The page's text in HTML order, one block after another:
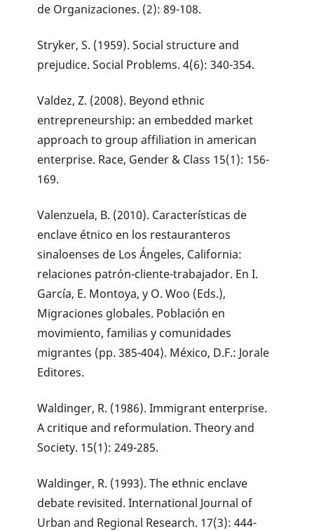
de Organizaciones. (2): 89-108.
Stryker, S. (1959). Social structure and
prejudice. Social Problems. 4(6): 340-354.
Valdez, Z. (2008). Beyond ethnic
entrepreneurship: an embedded market
approach to group affiliation in american
enterprise. Race, Gender & Class 15(1): 156-
169.
Valenzuela, B. (2010). Características de
enclave étnico en los restauranteros
sinaloenses de Los Ángeles, California:
relaciones patrón-cliente-trabajador. En I.
García, E. Montoya, y O. Woo (Eds.),
Migraciones globales. Población en
movimiento, familias y comunidades
migrantes (pp. 385-404). México, D.F.: Jorale
Editores.
Waldinger, R. (1986). Immigrant enterprise.
A critique and reformulation. Theory and
Society. 15(1): 249-285.
Waldinger, R. (1993). The ethnic enclave
debate revisited. International Journal of
Urban and Regional Research. 17(3): 444-